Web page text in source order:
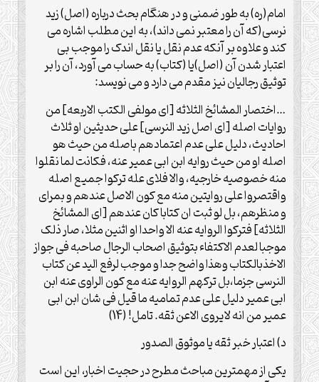
امام(ره) به طور ضمنی و در هنگام بحث درباره (اصل) زید
نرسی(که آن را معتبر نمی داند)، به این مطلب اشاره می
کند و علاوه بر آنکه عدم نقل یا نقل اندک را موجب بی
اعتبار شدن آن (اصل)یا (کتاب) به حساب می آورد، آن را بر
توثیق رجالیان نیز مقدم می دارد و می نویسد:
…اختصار المشائخ الثلاثه [ای مولفی الکتب الاربعه] من
روایات اصله [ای اصل زید النرسی] علی حدیثین او ثلاث
احادیث، دلیل علی عدم اعتمادهم باصله من حیث هو
اصله او من حیث روایه ابن ابی عمیر عنه، فکانت لما نقلوا
منه خصوصیه خارجیه، والا فلای عله ترکوا جمیع اصله
واقتصروا علی روایتین منه مع کون الاصل عندهم و بمرای
و منظرهم، بل لو ثبت ان کتابا کان عندهم [ای المشائخ
الثلاثه] فترکوا الروایه عنه الا واحدا او اثنین مثلا، صار ذلک
موجبا لعدم الاکتفاء بتوثیق اصحاب الرجال صاحبه فی جواز
الاخذبالکتاب وهذا واضح جدا و موجب لرفع الید عن کتاب
النرسی جزما،بل ترکهم الروایه عنه مع کون الراوی عنه ابن
ابی عمیر دلیل علی عدم تمامیه ما قیل فی شان ابن ابی
عمیر من انه لایروی الاعن ثقه. تامل! (14)
د) اعتبار خبر ثقه یا موثوق الصدور
یکی از مهمترین مباحث مطرح در حجیت اخبار، این است